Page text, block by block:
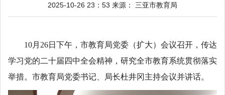
2025-10-26 23：53 来源： 三亚市教育局
10月26日下午，市教育局党委（扩大）会议召开，传达
学习党的二十届四中全会精神，研究全市教育系统贯彻落实
举措。市教育局党委书记、局长杜井冈主持会议并讲话。